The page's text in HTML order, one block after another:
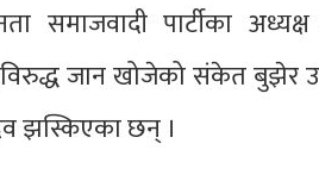
पार्टीका अध्यक्ष
जान खोजेको संकेत बुझेर
झस्किएका छन् ।